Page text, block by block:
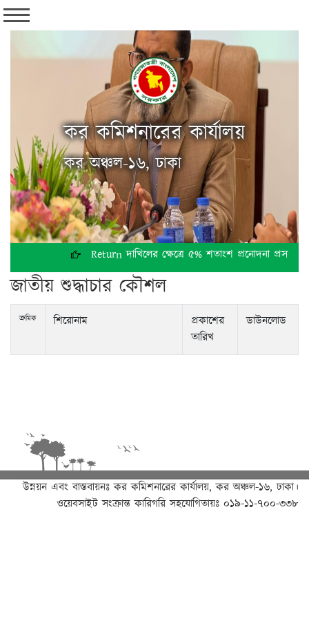
কর কমিশনারের কার্যালয়
কর অঞ্চল-১৬, ঢাকা
Return দাখিলের ক্ষেত্রে ৫% শতাংশ প্রনোদনা প্রসঙ্গে
জাতীয় শুদ্ধাচার কৌশল
ক্রমিক শিরোনাম
প্রকাশের
তারিখ
ডাউনলোড
উন্নয়ন এবং বাস্তবায়নঃ কর কমিশনারের কার্যালয়, কর অঞ্চল-১৬, ঢাকা।
ওয়েবসাইট সংক্রান্ত কারিগরি সহযোগিতায়ঃ ০১৯-১১-৭০০-৩৩৮